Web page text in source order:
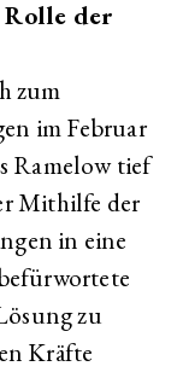
der
zum
im Februar
Ramelow tief
Mithilfe der
in eine
zu
Kräfte